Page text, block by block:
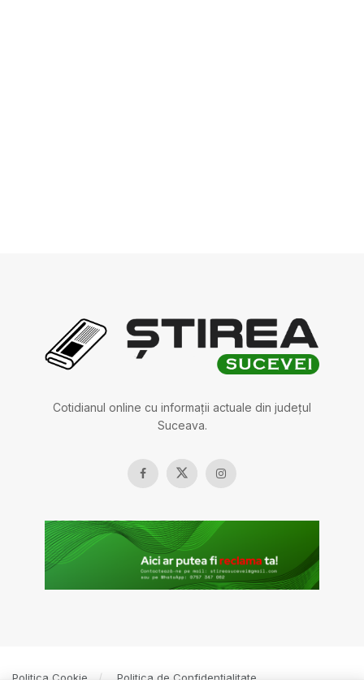
Cotidianul online cu informații actuale din județul
Suceava.
Politica Cookie Politica de Confidențialitate